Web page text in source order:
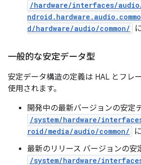
/hardware/interfaces/
d/hardware/audio/common/
一般的な安定データ型
安定データ構造の定義は HAL とフレ
使用されます。
開発中の最新バージョンの安定
/system/hardware/
roid/media/audio/common/
最新のリリース バージョンの安
/system/hardware/